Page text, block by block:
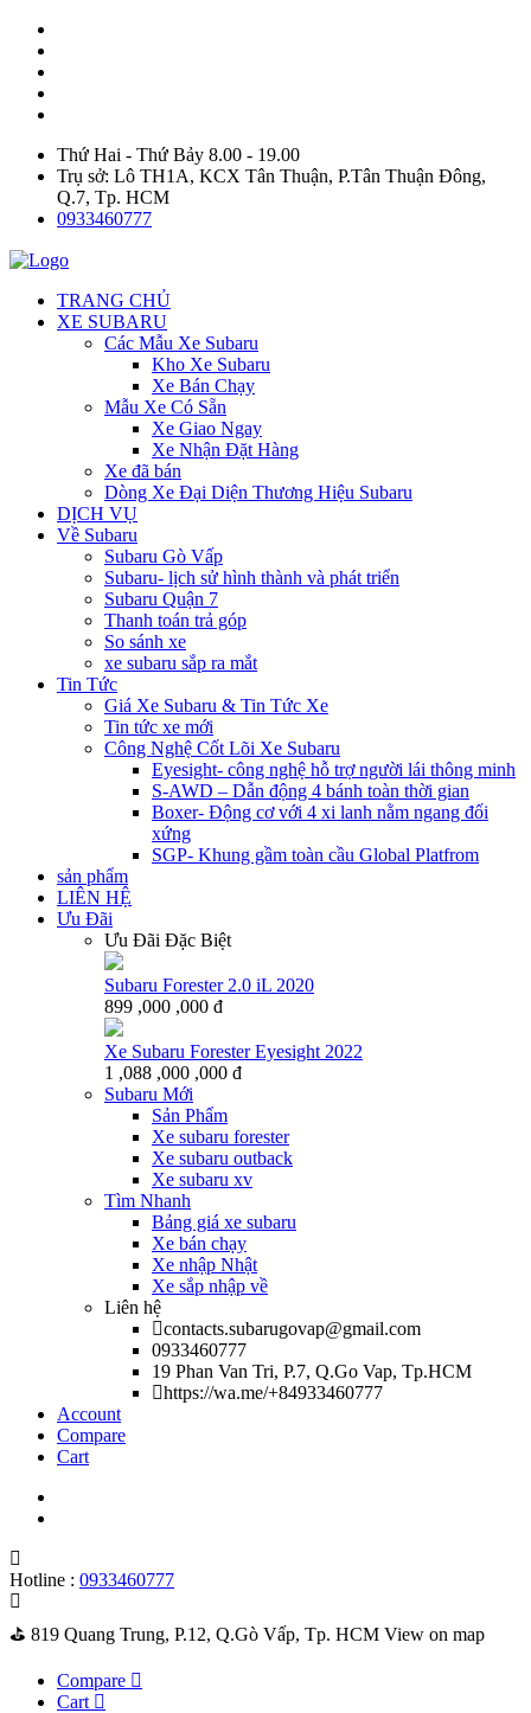
Thứ Hai - Thứ Bảy 8.00 - 19.00
Trụ sở: Lô TH1A, KCX Tân Thuận, P.Tân Thuận Đông,
Q.7, Tp. HCM
0933460777
TRANG CHỦ
XE SUBARU
Các Mẫu Xe Subaru
Kho Xe Subaru
Xe Bán Chạy
Mẫu Xe Có Sẵn
Xe Giao Ngay
Xe Nhận Đặt Hàng
Xe đã bán
Dòng Xe Đại Diện Thương Hiệu Subaru
DỊCH VỤ
Về Subaru
Subaru Gò Vấp
Subaru- lịch sử hình thành và phát triển
Subaru Quận 7
Thanh toán trả góp
So sánh xe
xe subaru sắp ra mắt
Tin Tức
Giá Xe Subaru & Tin Tức Xe
Tin tức xe mới
Công Nghệ Cốt Lõi Xe Subaru
Eyesight- công nghệ hỗ trợ người lái thông minh
S-AWD – Dẫn động 4 bánh toàn thời gian
Boxer- Động cơ với 4 xi lanh nằm ngang đối
xứng
SGP- Khung gầm toàn cầu Global Platfrom
sản phẩm
LIÊN HỆ
Ưu Đãi
Ưu Đãi Đặc Biệt
Subaru Forester 2.0 iL 2020
899 ,000 ,000 đ
Xe Subaru Forester Eyesight 2022
1 ,088 ,000 ,000 đ
Subaru Mới
Sản Phẩm
Xe subaru forester
Xe subaru outback
Xe subaru xv
Tìm Nhanh
Bảng giá xe subaru
Xe bán chạy
Xe nhập Nhật
Xe sắp nhập về
Liên hệ
contacts.subarugovap@gmail.com
0933460777
19 Phan Van Tri, P.7, Q.Go Vap, Tp.HCM
https://wa.me/+84933460777
Account
Compare
Cart
Hotline : 0933460777
⛳️ 819 Quang Trung, P.12, Q.Gò Vấp, Tp. HCM View on map
Compare
Cart